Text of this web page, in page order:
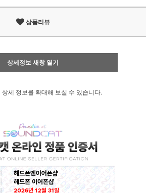
상품리뷰
상세정보 새창 열기
상세 정보를 확대해 보실 수 있습니다.